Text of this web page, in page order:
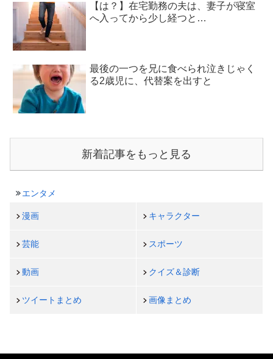
【は？】在宅勤務の夫は、妻子が寝室
へ入ってから少し経つと…
最後の一つを兄に食べられ泣きじゃく
る2歳児に、代替案を出すと
新着記事をもっと見る
エンタメ
漫画 キャラクター
芸能 スポーツ
動画 クイズ＆診断
ツイートまとめ 画像まとめ